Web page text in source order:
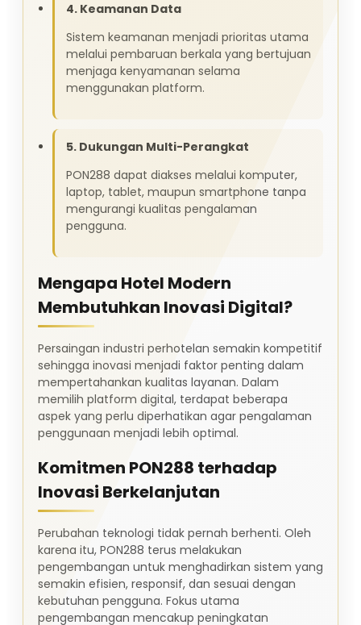
4. Keamanan Data
Sistem keamanan menjadi prioritas utama
melalui pembaruan berkala yang bertujuan
menjaga kenyamanan selama
menggunakan platform.
5. Dukungan Multi-Perangkat
PON288 dapat diakses melalui komputer,
laptop, tablet, maupun smartphone tanpa
mengurangi kualitas pengalaman
pengguna.
Mengapa Hotel Modern
Membutuhkan Inovasi Digital?
Persaingan industri perhotelan semakin kompetitif
sehingga inovasi menjadi faktor penting dalam
mempertahankan kualitas layanan. Dalam
memilih platform digital, terdapat beberapa
aspek yang perlu diperhatikan agar pengalaman
penggunaan menjadi lebih optimal.
Komitmen PON288 terhadap
Inovasi Berkelanjutan
Perubahan teknologi tidak pernah berhenti. Oleh
karena itu, PON288 terus melakukan
pengembangan untuk menghadirkan sistem yang
semakin efisien, responsif, dan sesuai dengan
kebutuhan pengguna. Fokus utama
pengembangan mencakup peningkatan